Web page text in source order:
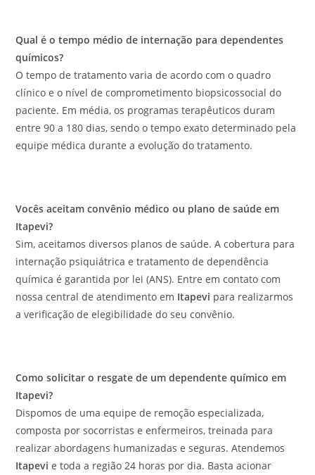
Qual é o tempo médio de internação para dependentes
químicos?
O tempo de tratamento varia de acordo com o quadro
clínico e o nível de comprometimento biopsicossocial do
paciente. Em média, os programas terapêuticos duram
entre 90 a 180 dias, sendo o tempo exato determinado pela
equipe médica durante a evolução do tratamento.
Vocês aceitam convênio médico ou plano de saúde em
Itapevi?
Sim, aceitamos diversos planos de saúde. A cobertura para
internação psiquiátrica e tratamento de dependência
química é garantida por lei (ANS). Entre em contato com
nossa central de atendimento em Itapevi para realizarmos
a verificação de elegibilidade do seu convênio.
Como solicitar o resgate de um dependente químico em
Itapevi?
Dispomos de uma equipe de remoção especializada,
composta por socorristas e enfermeiros, treinada para
realizar abordagens humanizadas e seguras. Atendemos
Itapevi e toda a região 24 horas por dia. Basta acionar